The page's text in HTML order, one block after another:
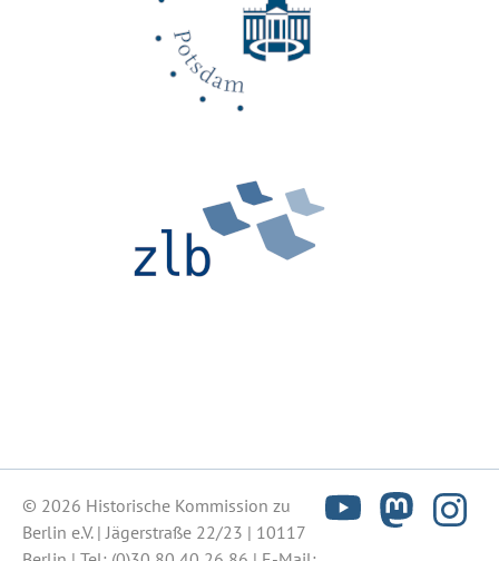
© 2026 Historische Kommission zu
Berlin e.V. | Jägerstraße 22/23 | 10117